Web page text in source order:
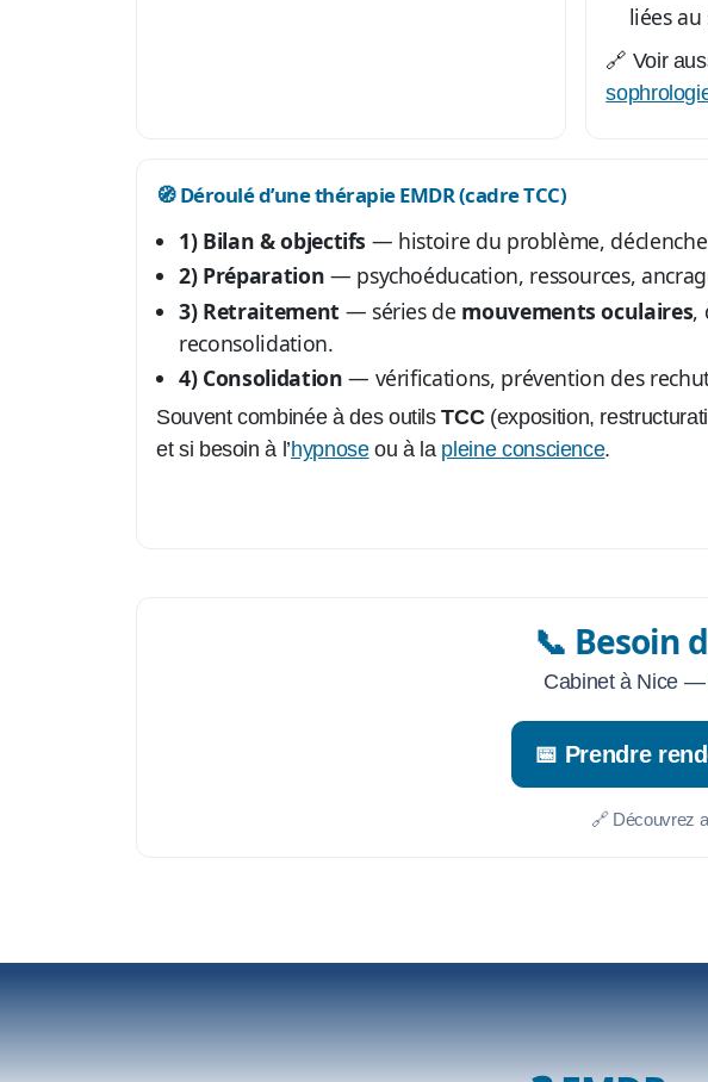
liées au
🔗 Voir
🧭 Déroulé d’une thérapie EMDR (cadre TCC)
1) Bilan & objectifs — histoire du problème,
2) Préparation — psychoéducation, ressources,
3) Retraitement — séries de mouvements oculaires,
reconsolidation.
4) Consolidation — vérifications, prévention des
Souvent combinée à des outilsTCC(exposition,
et si besoin à l’hypnoseou à la pleine conscience.
📞 Besoin
Cabinet à Nice —
📅 Prendre
🔗 Découvrez